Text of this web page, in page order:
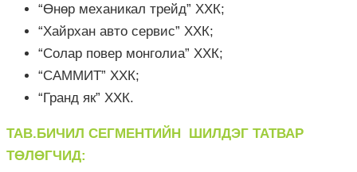
“Өнөр механикал трейд” ХХК;
“Хайрхан авто сервис” ХХК;
“Солар повер монголиа” ХХК;
“САММИТ” ХХК;
“Гранд як” ХХК.
ТАВ.БИЧИЛ СЕГМЕНТИЙН ШИЛДЭГ ТАТВАР
ТӨЛӨГЧИД: